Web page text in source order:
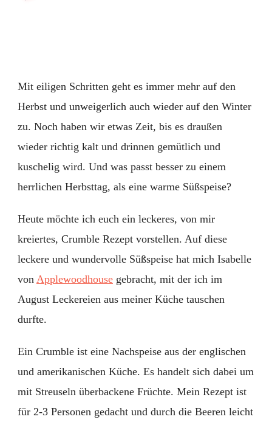
Mit eiligen Schritten geht es immer mehr auf den
Herbst und unweigerlich auch wieder auf den Winter
zu. Noch haben wir etwas Zeit, bis es draußen
wieder richtig kalt und drinnen gemütlich und
kuschelig wird. Und was passt besser zu einem
herrlichen Herbsttag, als eine warme Süßspeise?
Heute möchte ich euch ein leckeres, von mir
kreiertes, Crumble Rezept vorstellen. Auf diese
leckere und wundervolle Süßspeise hat mich Isabelle
von Applewoodhouse gebracht, mit der ich im
August Leckereien aus meiner Küche tauschen
durfte.
Ein Crumble ist eine Nachspeise aus der englischen
und amerikanischen Küche. Es handelt sich dabei um
mit Streuseln überbackene Früchte. Mein Rezept ist
für 2-3 Personen gedacht und durch die Beeren leicht